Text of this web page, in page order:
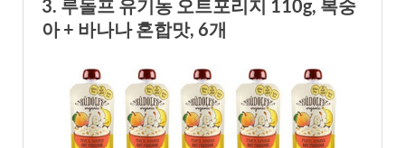
3. 루돌프 유기농 오트포리지 110g, 복숭
아 + 바나나 혼합맛, 6개